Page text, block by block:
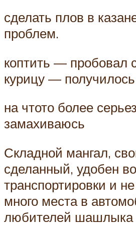
сделать плов в
проблем.
коптить — пробовал
курицу — получилось
на чтото более
замахиваюсь
Складной мангал,
сделанный, удобен
транспортировки и
много места в
любителей шашлыка